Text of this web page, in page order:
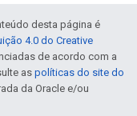
desta página é
4.0 do Creative
de acordo com a
aspolíticas do site do
da Oracle e/ou